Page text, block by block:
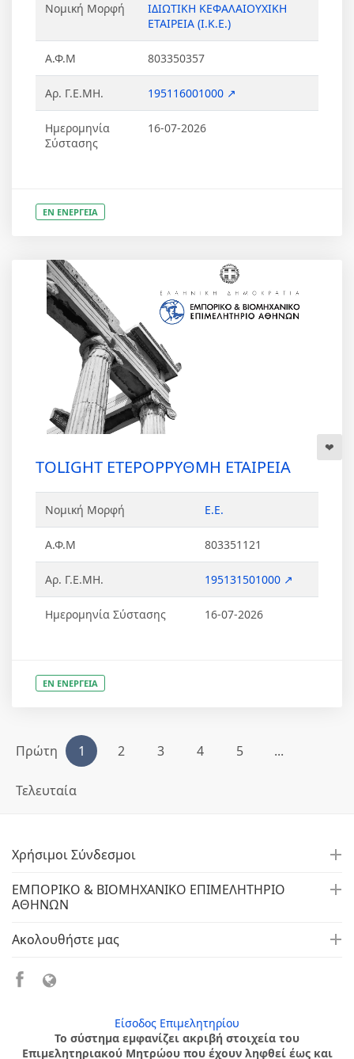
Νομική Μορφή
ΙΔΙΩΤΙΚΗ ΚΕΦΑΛΑΙΟΥΧΙΚΗ
ΕΤΑΙΡΕΙΑ (Ι.Κ.Ε.)
Α.Φ.Μ 803350357
Αρ. Γ.Ε.ΜΗ. 195116001000 ↗
Ημερομηνία
Σύστασης
16-07-2026
ΕΝ ΕΝΕΡΓΕΙΑ
TOLIGHT ΕΤΕΡΟΡΡΥΘΜΗ ΕΤΑΙΡΕΙΑ
Νομική Μορφή Ε.Ε.
Α.Φ.Μ 803351121
Αρ. Γ.Ε.ΜΗ. 195131501000 ↗
Ημερομηνία Σύστασης 16-07-2026
ΕΝ ΕΝΕΡΓΕΙΑ
Πρώτη 1 2 3 4 5 ...
Τελευταία
Χρήσιμοι Σύνδεσμοι
ΕΜΠΟΡΙΚΟ & ΒΙΟΜΗΧΑΝΙΚΟ ΕΠΙΜΕΛΗΤΗΡΙΟ
ΑΘΗΝΩΝ
Ακολουθήστε μας
Είσοδος Επιμελητηρίου
Το σύστημα εμφανίζει ακριβή στοιχεία του
Επιμελητηριακού Μητρώου που έχουν ληφθεί έως και